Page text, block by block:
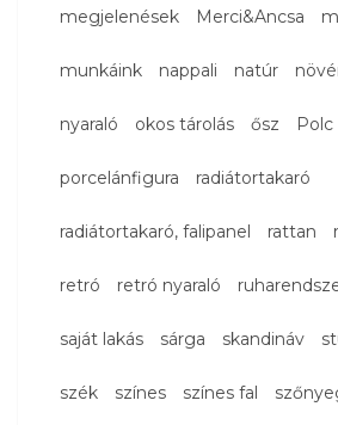
megjelenések Merci&Ancsa
munkáink nappali natúr
nyaraló okos tárolás ősz Polc
porcelánfigura radiátortakaró
radiátortakaró, falipanel rattan
retró retró nyaraló
saját lakás sárga skandináv
szék színes színes fal